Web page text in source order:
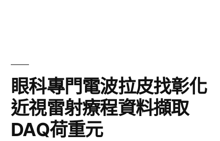
眼科專門電波拉皮找彰化
近視雷射療程資料擷取
DAQ荷重元